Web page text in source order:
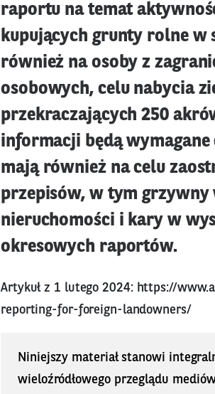
raportu na temat
kupujących grunty rolne w
również na osoby z
osobowych, celu nabycia
przekraczających 250
informacji będą
mają również na celu
przepisów, w tym
nieruchomości i kary w
okresowych raportów.
Artykuł z 1 lutego 2024: https://
reporting-for-foreign-landowners/
Niniejszy materiał stanowi
wieloźródłowego przeglądu